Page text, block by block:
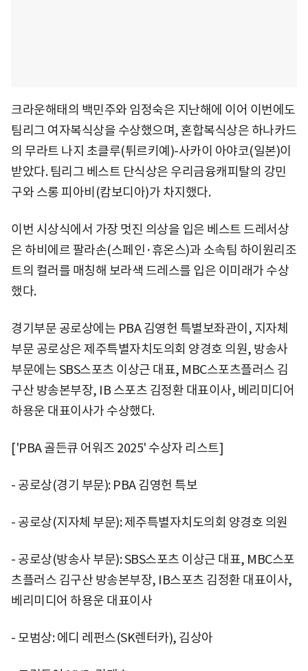
크라운해태의 백민주와 임정숙은 지난해에 이어 이번에도
팀리그 여자복식상을 수상했으며, 혼합복식상은 하나카드
의 무라트 나지 초클루(튀르키예)-사카이 아야코(일본)이
받았다. 팀리그 베스트 단식상은 우리금융캐피탈의 강민
구와 스롱 피아비(캄보디아)가 차지했다.
이번 시상식에서 가장 멋진 의상을 입은 베스트 드레서상
은 하비에르 팔라손(스페인·휴온스)과 소속팀 하이원리조
트의 컬러를 매칭해 보라색 드레스를 입은 이미래가 수상
했다.
경기부문 공로상에는 PBA 김영헌 특별보좌관이, 지자체
부문 공로상은 제주특별자치도의회 양경호 의원, 방송사
부문에는 SBS스포츠 이상근 대표, MBC스포츠플러스 김
구산 방송본부장, IB 스포츠 김정환 대표이사, 베리미디어
하용운 대표이사가 수상했다.
['PBA 골든큐 어워즈 2025' 수상자 리스트]
- 공로상(경기 부문): PBA 김영헌 특보
- 공로상(지자체 부문): 제주특별자치도의회 양경호 의원
- 공로상(방송사 부문): SBS스포츠 이상근 대표, MBC스포
츠플러스 김구산 방송본부장, IB스포츠 김정환 대표이사,
베리미디어 하용운 대표이사
- 모범상: 에디 레펀스(SK렌터카), 김상아